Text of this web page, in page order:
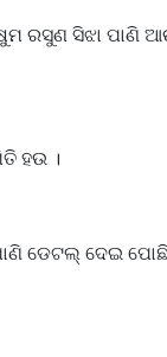
ସିଝା ପାଣି
ହଉ ।
ଡେଟଲ୍ ଦେଇ